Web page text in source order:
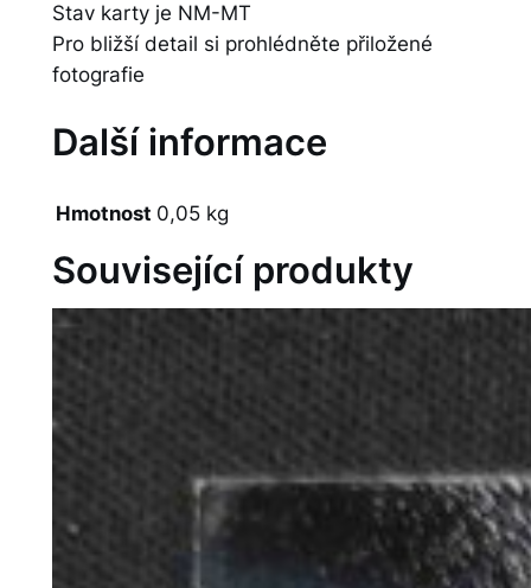
Stav karty je NM-MT
Pro bližší detail si prohlédněte přiložené
fotografie
Další informace
Hmotnost 0,05 kg
Související produkty